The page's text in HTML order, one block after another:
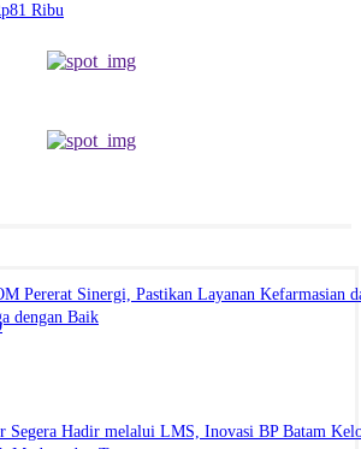
Ribu
Pererat Sinergi, Pastikan Layanan Kefarmasian
dengan Baik
Segera Hadir melalui LMS, Inovasi BP Batam